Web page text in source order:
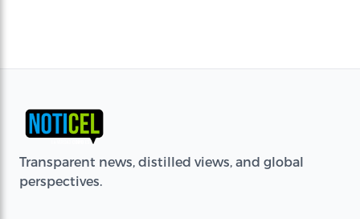
Transparent news, distilled views, and global
perspectives.